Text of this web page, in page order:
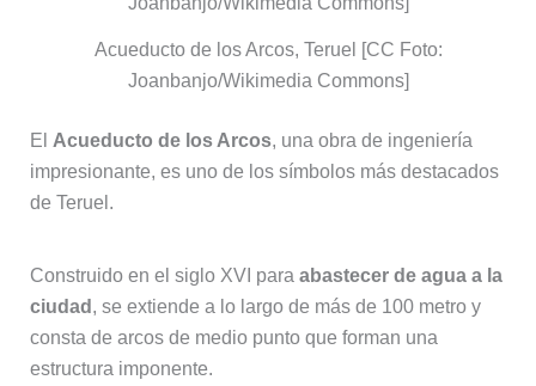
Acueducto de los Arcos, Teruel [CC Foto:
Joanbanjo/Wikimedia Commons]
El Acueducto de los Arcos, una obra de ingeniería
impresionante, es uno de los símbolos más destacados
de Teruel.
Construido en el siglo XVI para abastecer de agua a la
ciudad , se extiende a lo largo de más de 100 metro y
consta de arcos de medio punto que forman una
estructura imponente.